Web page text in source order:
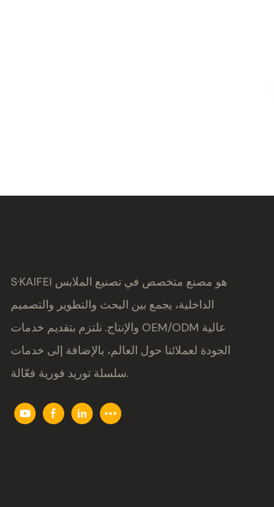
S·KAIFEI هو مصنع متخصص في تصنيع الملابس
الداخلية، يجمع بين البحث والتطوير والتصميم
والإنتاج. نلتزم بتقديم خدمات OEM/ODM عالية
الجودة لعملائنا حول العالم، بالإضافة إلى خدمات
سلسلة توريد فورية فعّالة.